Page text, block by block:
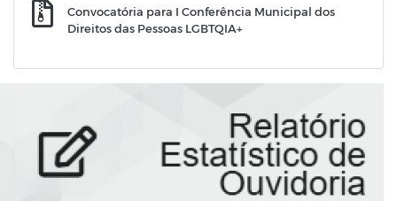
Convocatória para I Conferência Municipal dos
Direitos das Pessoas LGBTQIA+